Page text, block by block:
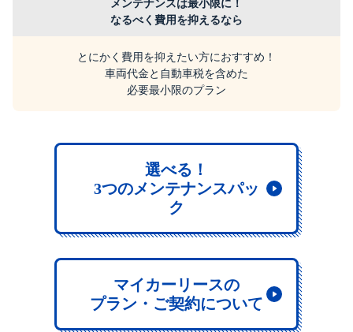
メンテナンスは最小限に！
なるべく費用を抑えるなら
とにかく費用を抑えたい方におすすめ！
車両代金と自動車税を含めた
必要最小限のプラン
選べる！
3つのメンテナンスパッ
ク
マイカーリースの
プラン・ご契約について